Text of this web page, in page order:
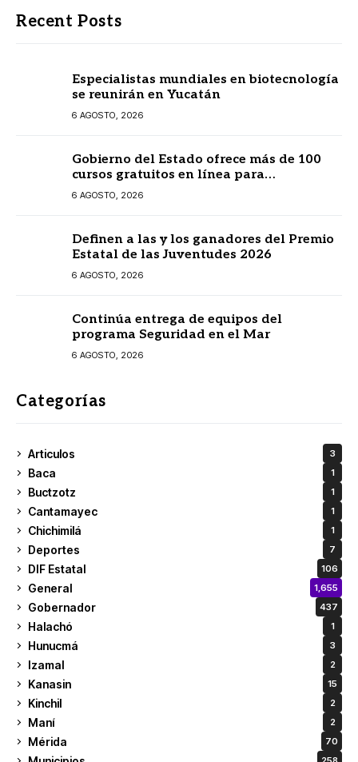
Recent Posts
Especialistas mundiales en biotecnología
se reunirán en Yucatán
6 AGOSTO, 2026
Gobierno del Estado ofrece más de 100
cursos gratuitos en línea para
prestadores turísticos
6 AGOSTO, 2026
Definen a las y los ganadores del Premio
Estatal de las Juventudes 2026
6 AGOSTO, 2026
Continúa entrega de equipos del
programa Seguridad en el Mar
6 AGOSTO, 2026
Categorías
Articulos 3
Baca 1
Buctzotz 1
Cantamayec 1
Chichimilá 1
Deportes 7
DIF Estatal 106
General 1,655
Gobernador 437
Halachó 1
Hunucmá 3
Izamal 2
Kanasin 15
Kinchil 2
Maní 2
Mérida 70